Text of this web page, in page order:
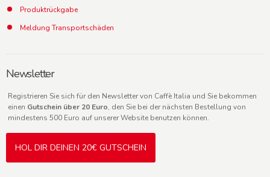
Produktrückgabe
Meldung Transportschäden
Newsletter
Registrieren Sie sich für den Newsletter von Caffè Italia und Sie bekommen
einen Gutschein über 20 Euro, den Sie bei der nächsten Bestellung von
mindestens 500 Euro auf unserer Website benutzen können.
HOL DIR DEINEN 20€ GUTSCHEIN